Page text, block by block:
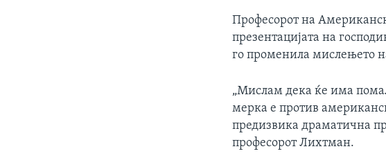
Професорот на
презентацијата на
го променила мислењето
„Мислам дека ќе има
мерка е против
предизвика драматична
професорот Лихтман.